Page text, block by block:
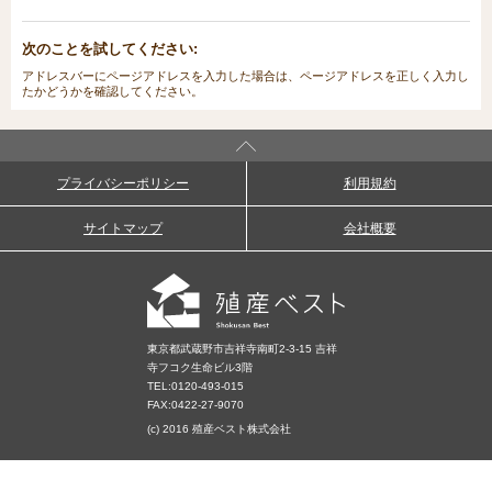
次のことを試してください:
アドレスバーにページアドレスを入力した場合は、ページアドレスを正しく入力し
たかどうかを確認してください。
プライバシーポリシー 利用規約
サイトマップ 会社概要
東京都武蔵野市吉祥寺南町2-3-15 吉祥
寺フコク生命ビル3階
TEL:0120-493-015
FAX:0422-27-9070
(c) 2016 殖産ベスト株式会社